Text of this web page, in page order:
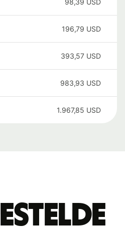
98,39 USD
196,79 USD
393,57 USD
983,93 USD
1.967,85 USD